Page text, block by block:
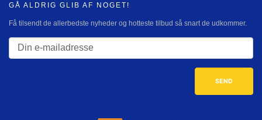
GÅ ALDRIG GLIB AF NOGET!
Få tilsendt de allerbedste nyheder og hotteste tilbud så snart de udkommer.